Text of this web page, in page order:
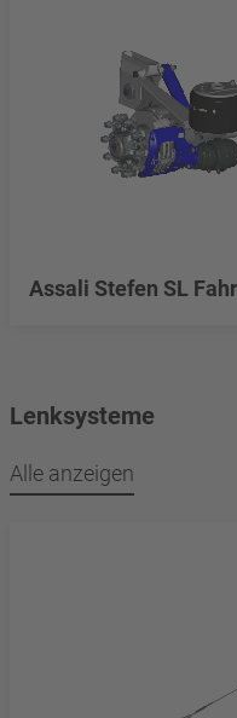
Assali Stefen SL
Lenksysteme
Alle anzeigen